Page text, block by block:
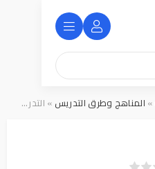
» المناهج وطرق التدريس » التدريس الفعال